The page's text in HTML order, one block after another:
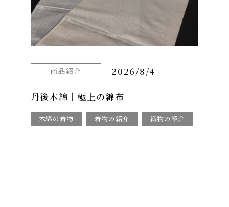
商品紹介 2026/8/4
丹後木綿｜極上の綿布
木綿の着物 着物の紹介 織物の紹介